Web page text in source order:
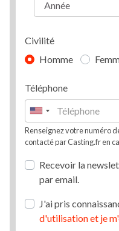
Civilité
Homme
Téléphone
Renseignez votre numéro
contacté par Casting.fr en
Recevoir la
par email.
J'ai pris
d'utilisation et je